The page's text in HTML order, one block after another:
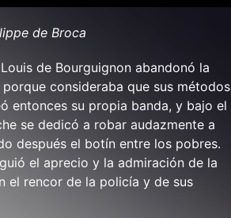
de Broca
de Bourguignon abandonó la
consideraba que sus métodos
entonces su propia banda, y bajo el
se dedicó a robar audazmente a
después el botín entre los pobres.
el aprecio y la admiración de la
el rencor de la policía y de sus